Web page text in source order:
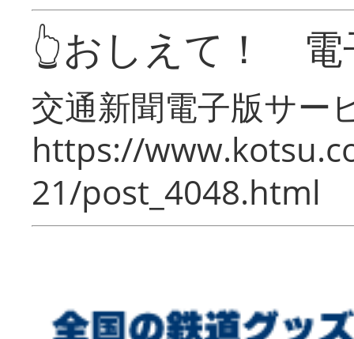
👆おしえて！ 電
交通新聞電子版サー
https://
21/post_4048.html